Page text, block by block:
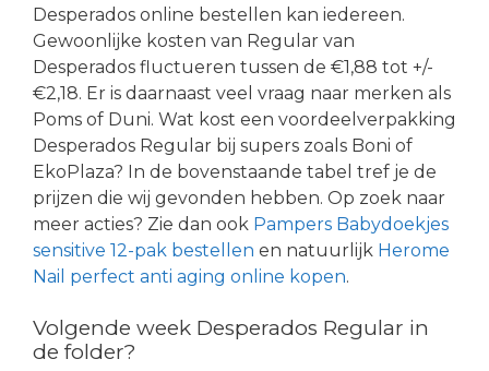
Desperados online bestellen kan iedereen.
Gewoonlijke kosten van Regular van
Desperados fluctueren tussen de €1,88 tot +/-
€2,18. Er is daarnaast veel vraag naar merken als
Poms of Duni. Wat kost een voordeelverpakking
Desperados Regular bij supers zoals Boni of
EkoPlaza? In de bovenstaande tabel tref je de
prijzen die wij gevonden hebben. Op zoek naar
meer acties? Zie dan ook Pampers Babydoekjes
sensitive 12-pak bestellen en natuurlijk Herome
Nail perfect anti aging online kopen.
Volgende week Desperados Regular in
de folder?